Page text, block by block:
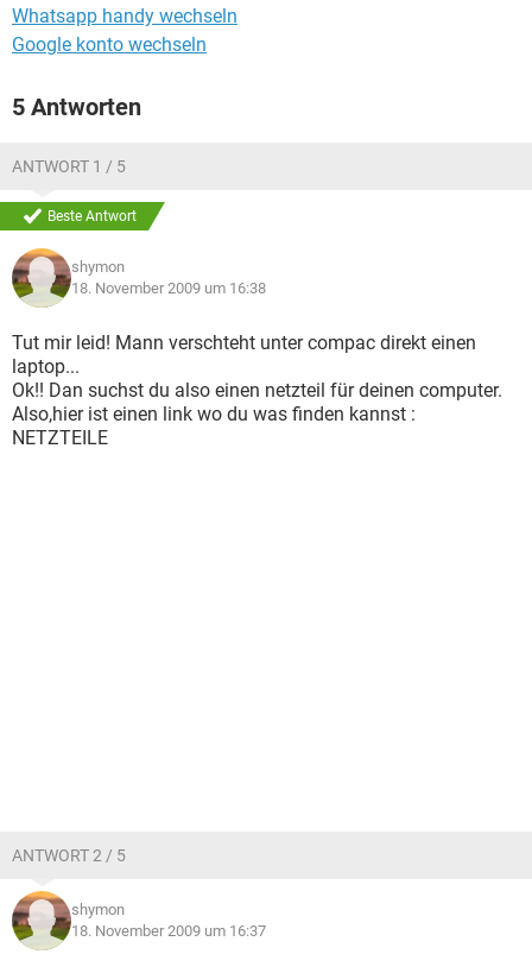
Whatsapp handy wechseln
Google konto wechseln
5 Antworten
ANTWORT 1 / 5
Beste Antwort
shymon
18. November 2009 um 16:38
Tut mir leid! Mann verschteht unter compac direkt einen
laptop...
Ok!! Dan suchst du also einen netzteil für deinen computer.
Also,hier ist einen link wo du was finden kannst :
NETZTEILE
ANTWORT 2 / 5
shymon
18. November 2009 um 16:37